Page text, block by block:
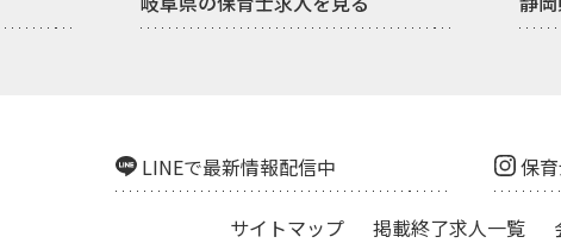
LINEで最新情報配信中 保
サイトマップ 掲載終了求人一覧